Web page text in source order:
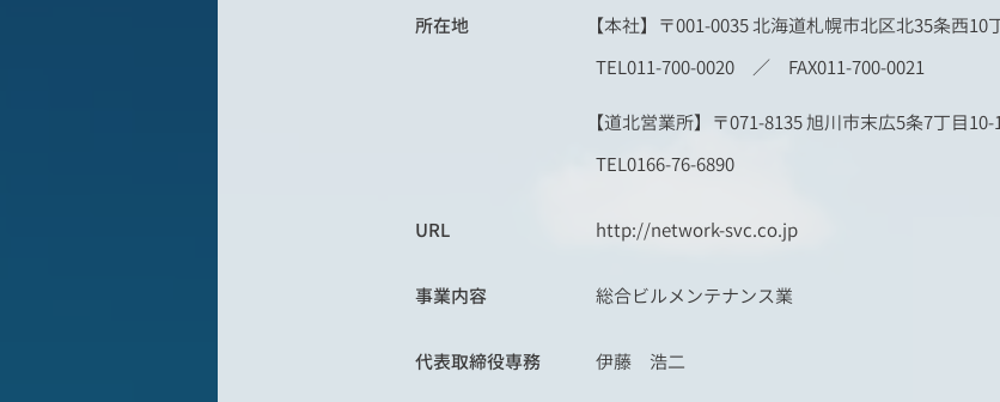
所在地
【本社】〒001-0035 北海道札幌市北区北35条西10
TEL011-700-0020 ／ FAX011-700-0021
【道北営業所】〒071-8135 旭川市末広5条7丁目10-
TEL0166-76-6890
URL
事業内容
代表取締役専務
http://network-svc.co.jp
総合ビルメンテナンス業
伊藤 浩二